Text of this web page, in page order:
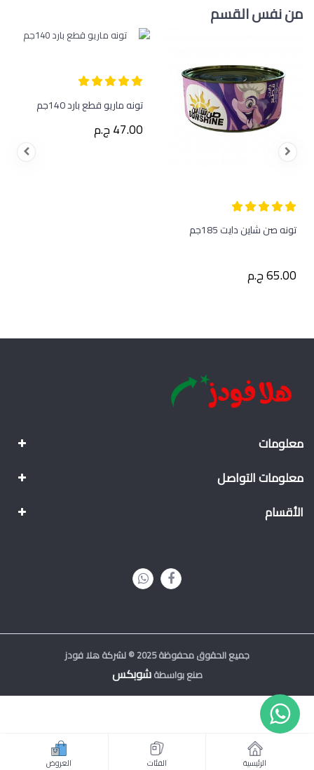
الرئيسية الفئات العروض
من نفس القسم
تونه صن شاين دايت 185جم
65.00 ج.م
تونه ماريو قطع بارد 140جم
47.00 ج.م
معلومات
معلومات التواصل
الأقسام
جميع الحقوق محفوظة 2025 © لشركة هلا فودز
صنع بواسطةشوبكس